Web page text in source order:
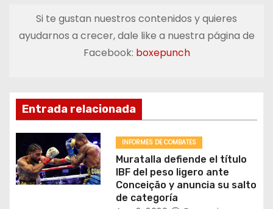
a
ó
n
d
e
Si te gustan nuestros contenidos y quieres
ayudarnos a crecer, dale like a nuestra página de
Facebook: boxepunch
Entrada relacionada
INFORMES DE COMBATES
Muratalla defiende el título
IBF del peso ligero ante
Conceição y anuncia su salto
de categoría